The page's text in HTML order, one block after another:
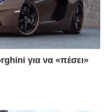
για να «πέσει»